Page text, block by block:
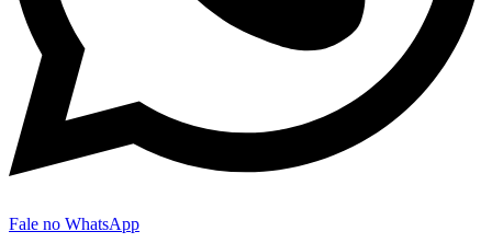
Fale no WhatsApp